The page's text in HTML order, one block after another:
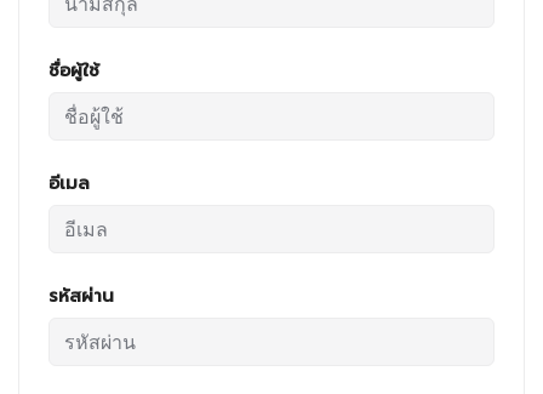
ชื่อผู้ใช้
อีเมล
รหัสผ่าน